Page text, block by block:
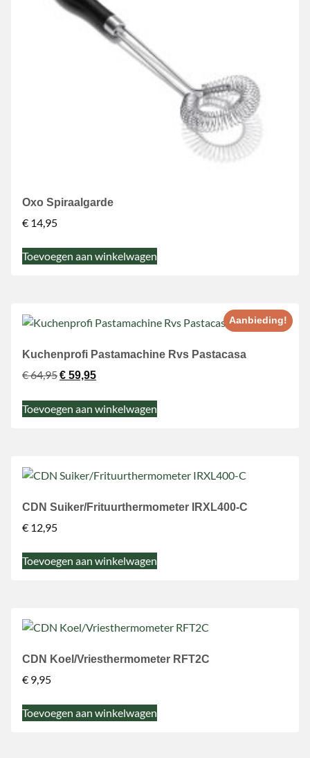
Oxo Spiraalgarde
€ 14,95
Toevoegen aan winkelwagen
Aanbieding!
Kuchenprofi Pastamachine Rvs Pastacasa
€64,95€ 59,95
Toevoegen aan winkelwagen
CDN Suiker/Frituurthermometer IRXL400-C
€ 12,95
Toevoegen aan winkelwagen
CDN Koel/Vriesthermometer RFT2C
€ 9,95
Toevoegen aan winkelwagen